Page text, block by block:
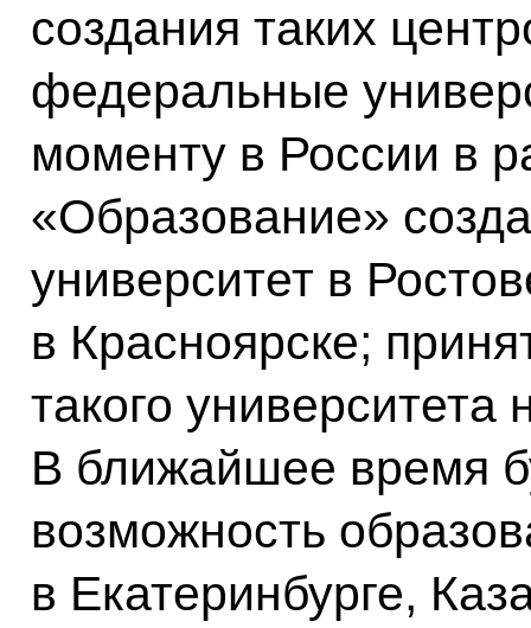
создания таких
федеральные
моменту в России в
«Образование»
университет в
в Красноярске;
такого
В ближайшее время
возможность
в Екатеринбурге,